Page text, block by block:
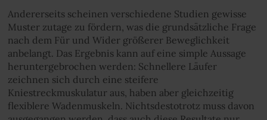
Andererseits scheinen verschiedene Studien gewisse
Muster zutage zu fördern, was die grundsätzliche Frage
nach dem Für und Wider größerer Beweglichkeit
anbelangt. Das Ergebnis kann auf eine simple Aussage
heruntergebrochen werden: Schnellere Läufer
zeichnen sich durch eine steifere
Kniestreckmuskulatur aus, haben aber gleichzeitig
flexiblere Wadenmuskeln. Nichtsdestotrotz muss davon